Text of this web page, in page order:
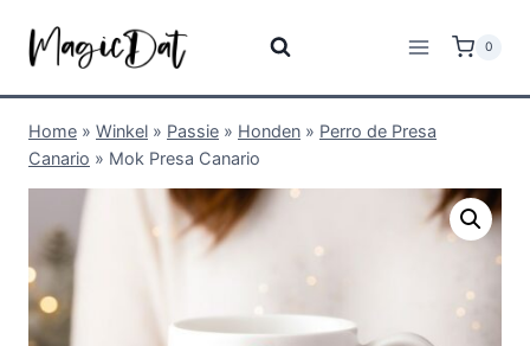
0
Home » Winkel » Passie » Honden » Perro de Presa
Canario » Mok Presa Canario